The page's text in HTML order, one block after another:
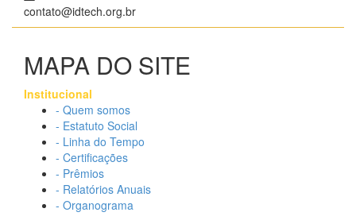
contato@idtech.org.br
MAPA DO SITE
Institucional
- Quem somos
- Estatuto Social
- Linha do Tempo
- Certificações
- Prêmios
- Relatórios Anuais
- Organograma